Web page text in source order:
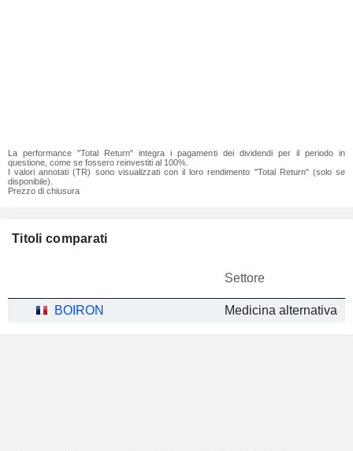
La performance "Total Return" integra i pagamenti dei dividendi per il periodo in
questione, come se fossero reinvestiti al 100%.
I valori annotati (TR) sono visualizzati con il loro rendimento "Total Return" (solo se
disponibile).
Prezzo di chiusura
Titoli comparati
Settore
BOIRON Medicina alternativa